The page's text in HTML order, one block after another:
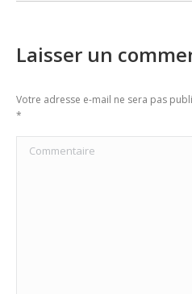
Laisser un
Votre adresse e-mail ne sera pas
*
Commentaire